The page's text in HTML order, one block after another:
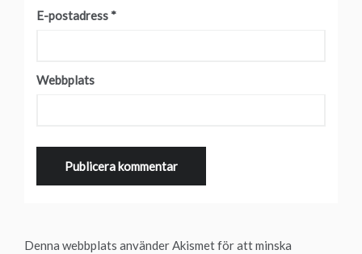
E-postadress *
Webbplats
Denna webbplats använder Akismet för att minska